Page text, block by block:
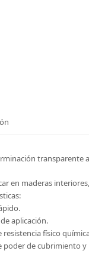
transparente
en maderas
aplicación.
resistencia físico
poder de cubrimiento y